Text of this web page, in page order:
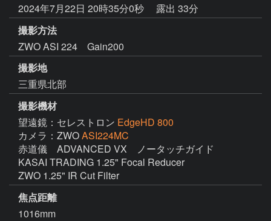
2024年7月22日 20時35分0秒
露出 33分
撮影方法
ZWO ASI 224 Gain200
撮影地
三重県北部
撮影機材
望遠鏡：セレストロン EdgeHD 800
カメラ：ZWOASI224MC
赤道儀　ADVANCED VX　ノータッチガイド
KASAI TRADING 1.25" Focal Reducer
ZWO 1.25" IR Cut Filter
焦点距離
1016mm